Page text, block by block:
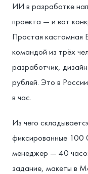
ИИ в разработке
проекта — и вот
Простая кастомная
командой из трёх
разработчик,
рублей. Это в
в час.
Из чего
фиксированные 100
менеджер — 40
задание, макеты в